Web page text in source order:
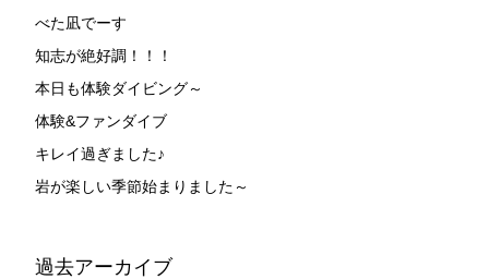
べた凪でーす
知志が絶好調！！！
本日も体験ダイビング～
体験&ファンダイブ
キレイ過ぎました♪
岩が楽しい季節始まりました～
過去アーカイブ